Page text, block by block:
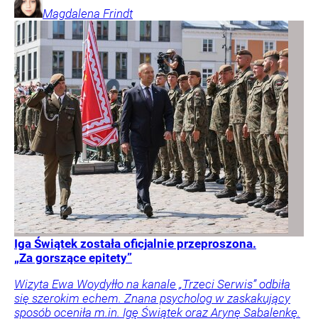
Magdalena Frindt
Iga Świątek została oficjalnie przeproszona.
„Za gorszące epitety”
Wizyta Ewa Woydyłło na kanale „Trzeci Serwis” odbiła
się szerokim echem. Znana psycholog w zaskakujący
sposób oceniła m.in. Igę Świątek oraz Arynę Sabalenkę.